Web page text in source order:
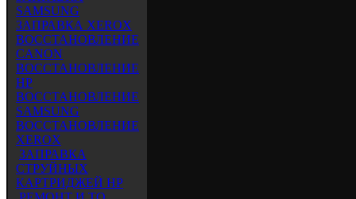
SAMSUNG
ЗАПРАВКА XEROX
ВОССТАНОВЛЕНИЕ
CANON
ВОССТАНОВЛЕНИЕ
HP
ВОССТАНОВЛЕНИЕ
SAMSUNG
ВОССТАНОВЛЕНИЕ
XEROX
ЗАПРАВКА
СТРУЙНЫХ
КАРТРИДЖЕЙ HP